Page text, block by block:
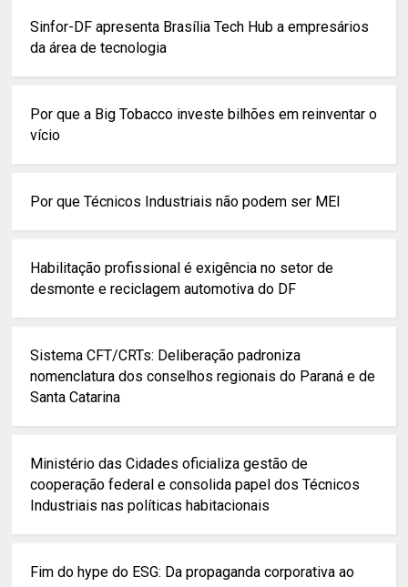
Sinfor-DF apresenta Brasília Tech Hub a empresários
da área de tecnologia
Por que a Big Tobacco investe bilhões em reinventar o
vício
Por que Técnicos Industriais não podem ser MEI
Habilitação profissional é exigência no setor de
desmonte e reciclagem automotiva do DF
Sistema CFT/CRTs: Deliberação padroniza
nomenclatura dos conselhos regionais do Paraná e de
Santa Catarina
Ministério das Cidades oficializa gestão de
cooperação federal e consolida papel dos Técnicos
Industriais nas políticas habitacionais
Fim do hype do ESG: Da propaganda corporativa ao